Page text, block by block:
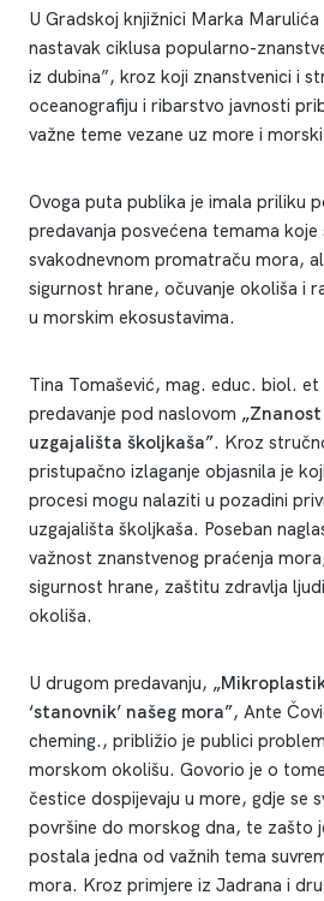
U Gradskoj knjižnici Marka
nastavak ciklusa popularno-
iz dubina”, kroz koji znanstvenici i
oceanografiju i ribarstvo javnosti
važne teme vezane uz more i
Ovoga puta publika je imala priliku
predavanja posvećena temama koje
svakodnevnom promatraču mora,
sigurnost hrane, očuvanje okoliša i
u morskim ekosustavima.
Tina Tomašević, mag. educ. biol.
predavanje pod naslovom
uzgajališta školjkaša”. Kroz
pristupačno izlaganje objasnila je
procesi mogu nalaziti u pozadini
uzgajališta školjkaša. Poseban
važnost znanstvenog praćenja
sigurnost hrane, zaštitu zdravlja
okoliša.
U drugom predavanju,
‘stanovnik’ našeg mora”, Ante
cheming., približio je publici
morskom okolišu. Govorio je o
čestice dospijevaju u more, gdje se
površine do morskog dna, te zašto
postala jedna od važnih tema
mora. Kroz primjere iz Jadrana i